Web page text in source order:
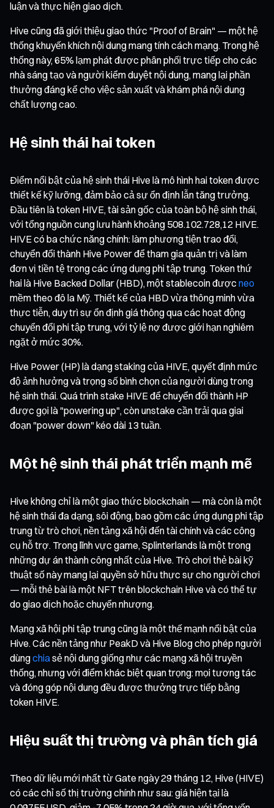
luận và thực hiện giao dịch.
Hive cũng đã giới thiệu giao thức "Proof of Brain" — một hệ
thống khuyến khích nội dung mang tính cách mạng. Trong hệ
thống này, 65% lạm phát được phân phối trực tiếp cho các
nhà sáng tạo và người kiểm duyệt nội dung, mang lại phần
thưởng đáng kể cho việc sản xuất và khám phá nội dung
chất lượng cao.
Hệ sinh thái hai token
Điểm nổi bật của hệ sinh thái Hive là mô hình hai token được
thiết kế kỹ lưỡng, đảm bảo cả sự ổn định lẫn tăng trưởng.
Đầu tiên là token HIVE, tài sản gốc của toàn bộ hệ sinh thái,
với tổng nguồn cung lưu hành khoảng 508.102.728,12 HIVE.
HIVE có ba chức năng chính: làm phương tiện trao đổi,
chuyển đổi thành Hive Power để tham gia quản trị và làm
đơn vị tiền tệ trong các ứng dụng phi tập trung. Token thứ
hai là Hive Backed Dollar (HBD), một stablecoin được neo
mềm theo đô la Mỹ. Thiết kế của HBD vừa thông minh vừa
thực tiễn, duy trì sự ổn định giá thông qua các hoạt động
chuyển đổi phi tập trung, với tỷ lệ nợ được giới hạn nghiêm
ngặt ở mức 30%.
Hive Power (HP) là dạng staking của HIVE, quyết định mức
độ ảnh hưởng và trọng số bình chọn của người dùng trong
hệ sinh thái. Quá trình stake HIVE để chuyển đổi thành HP
được gọi là "powering up", còn unstake cần trải qua giai
đoạn "power down" kéo dài 13 tuần.
Một hệ sinh thái phát triển mạnh mẽ
Hive không chỉ là một giao thức blockchain — mà còn là một
hệ sinh thái đa dạng, sôi động, bao gồm các ứng dụng phi tập
trung từ trò chơi, nền tảng xã hội đến tài chính và các công
cụ hỗ trợ. Trong lĩnh vực game, Splinterlands là một trong
những dự án thành công nhất của Hive. Trò chơi thẻ bài kỹ
thuật số này mang lại quyền sở hữu thực sự cho người chơi
— mỗi thẻ bài là một NFT trên blockchain Hive và có thể tự
do giao dịch hoặc chuyển nhượng.
Mạng xã hội phi tập trung cũng là một thế mạnh nổi bật của
Hive. Các nền tảng như PeakD và Hive Blog cho phép người
dùngchiasẻ nội dung giống như các mạng xã hội truyền
thống, nhưng với điểm khác biệt quan trọng: mọi tương tác
và đóng góp nội dung đều được thưởng trực tiếp bằng
token HIVE.
Hiệu suất thị trường và phân tích giá
Theo dữ liệu mới nhất từ Gate ngày 29 tháng 12, Hive (HIVE)
có các chỉ số thị trường chính như sau: giá hiện tại là